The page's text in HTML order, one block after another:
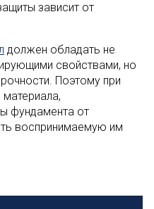
зависит от
должен обладать не
свойствами, но
Поэтому при
фундамента от
воспринимаемую им